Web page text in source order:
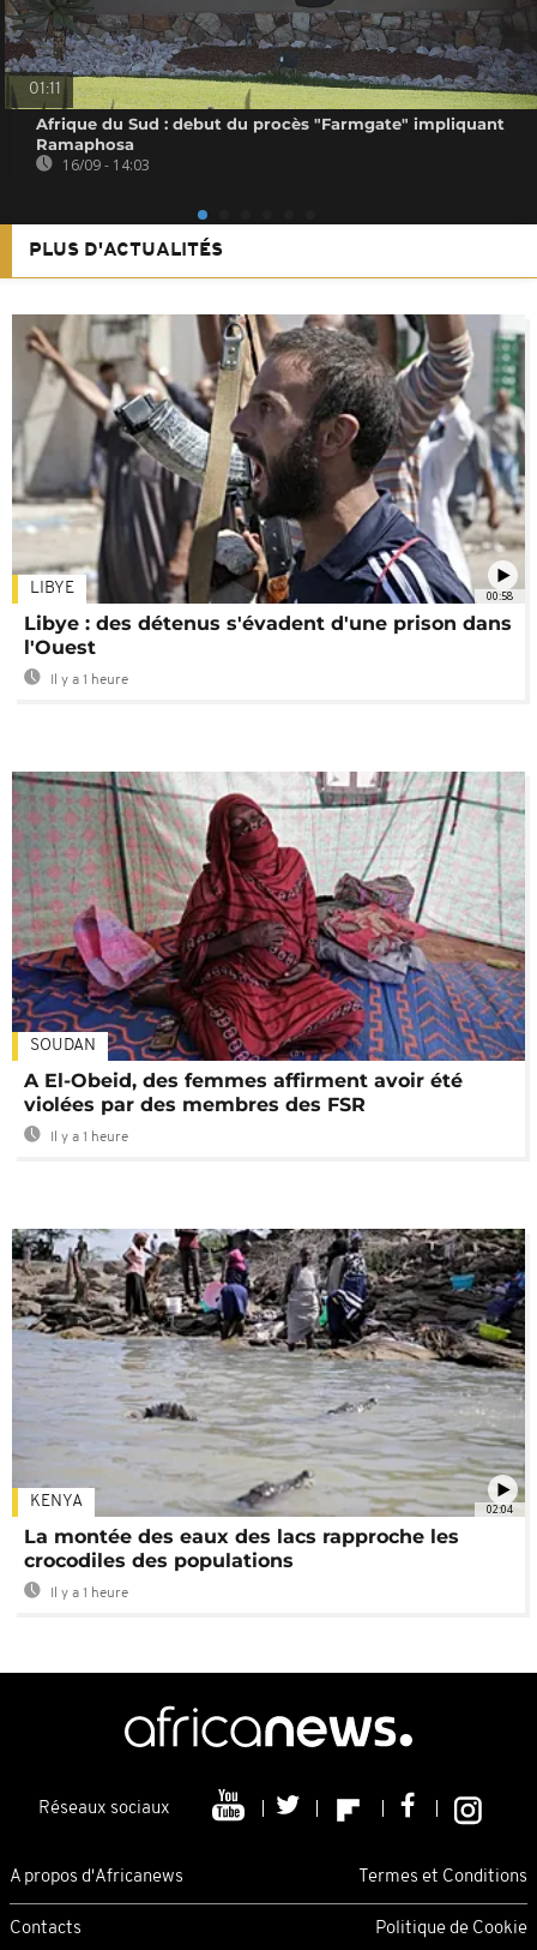
01:11
Afrique du Sud : debut du procès "Farmgate" impliquant
Ramaphosa
16/09 - 14:03
PLUS D'ACTUALITÉS
00:58
LIBYE
Libye : des détenus s'évadent d'une prison dans
l'Ouest
Il y a 1 heure
SOUDAN
A El-Obeid, des femmes affirment avoir été
violées par des membres des FSR
Il y a 1 heure
02:04
KENYA
La montée des eaux des lacs rapproche les
crocodiles des populations
Il y a 1 heure
Réseaux sociaux
A propos d'Africanews Termes et Conditions
Contacts Politique de Cookie